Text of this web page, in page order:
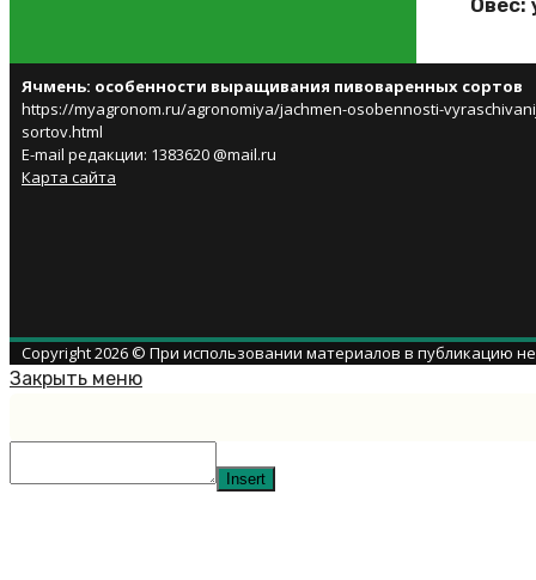
Овес:
Ячмень: особенности выращивания пивоваренных сортов
https://myagronom.ru/agronomiya/jachmen-osobennosti-
sortov.html
E-mail редакции: 1383620 @mail.ru
Карта сайта
Copyright 2026 © При использовании материалов в публикацию
Закрыть меню
Insert